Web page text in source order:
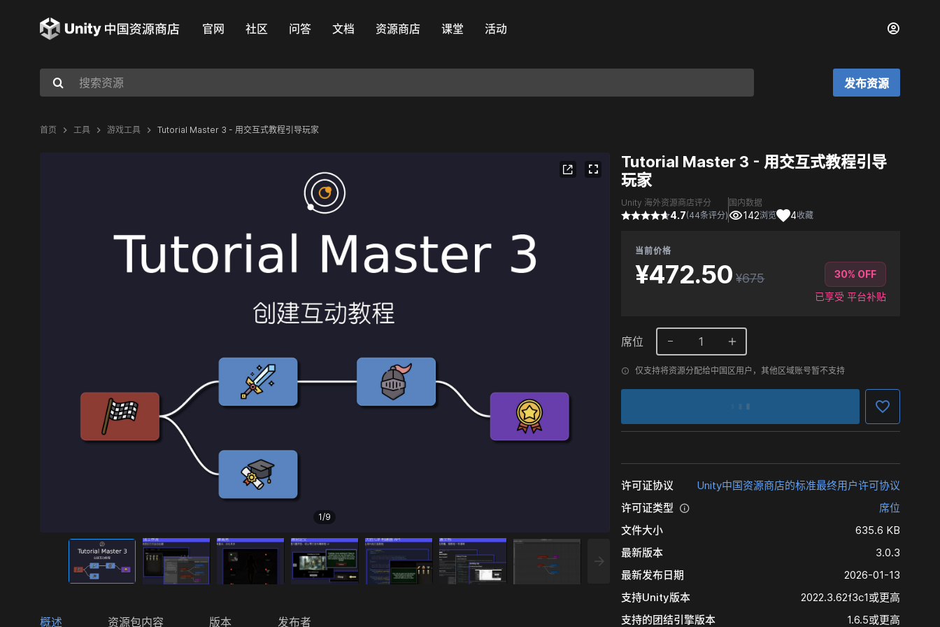
官网 社区 问答 文档 资源商店 课堂 活动
发布资源
首页 工具 游戏工具 Tutorial Master 3 - 用交互式教程引导玩家
1/9
概述 资源包内容 版本 发布者
Tutorial Master 3 - 用交互式教程引导
玩家
Unity 海外资源商店评分
4.7(44条评分)
国内数据
142浏览 4收藏
当前价格
¥472.50 ¥675
30% OFF
已享受 平台补贴
席位 1
仅支持将资源分配给中国区用户，其他区域账号暂不支持
许可证协议
Unity中国资源商店的标准最终用户许可协议
许可证类型
席位
文件大小
635.6 KB
最新版本
3.0.3
最新发布日期
2026-01-13
支持Unity版本
2022.3.62f3c1或更高
支持的团结引擎版本
1.6.5或更高